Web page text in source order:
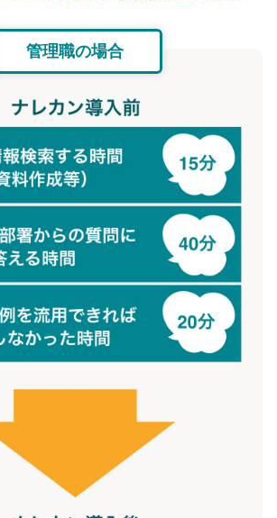
管理職の場合